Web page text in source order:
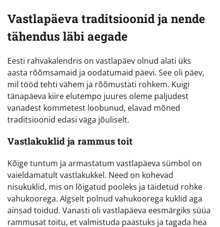
Vastlapäeva traditsioonid ja nende
tähendus läbi aegade
Eesti rahvakalendris on vastlapäev olnud alati üks
aasta rõõmsamaid ja oodatumaid päevi. See oli päev,
mil tööd tehti vähem ja rõõmustati rohkem. Kuigi
tänapäeva kiire elutempo juures oleme paljudest
vanadest kommetest loobunud, elavad mõned
traditsioonid edasi väga jõuliselt.
Vastlakuklid ja rammus toit
Kõige tuntum ja armastatum vastlapäeva sümbol on
vaieldamatult vastlakukkel. Need on kohevad
nisukuklid, mis on lõigatud pooleks ja täidetud rohke
vahukoorega. Algselt polnud vahukoorega kuklid aga
ainsad toidud. Vanasti oli vastlapäeva eesmärgiks süüa
rammusat toitu, et valmistuda paastuks ja tagada hea